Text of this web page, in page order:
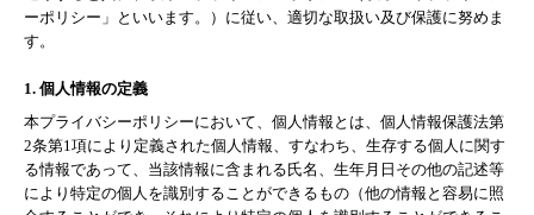
ーポリシー」といいます。）に従い、適切な取扱い及び保護に努めま
す。
1. 個人情報の定義
本プライバシーポリシーにおいて、個人情報とは、個人情報保護法第
2条第1項により定義された個人情報、すなわち、生存する個人に関す
る情報であって、当該情報に含まれる氏名、生年月日その他の記述等
により特定の個人を識別することができるもの（他の情報と容易に照